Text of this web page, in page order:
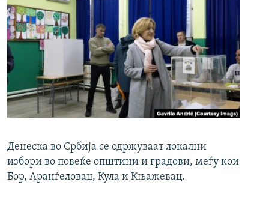
Денеска во Србија се одржуваат локални
избори во повеќе општини и градови, меѓу кои
Бор, Аранѓеловац, Кула и Књажевац.